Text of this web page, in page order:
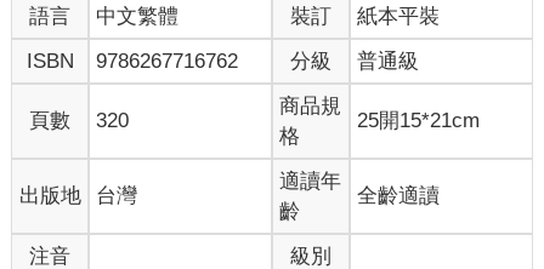
語言 中文繁體 裝訂
紙本平裝
ISBN
9786267716762 分級 普通級
頁數 320
商品規
格
25開15*21cm
出版地 台灣
適讀年
齡
全齡適讀
注音 級別